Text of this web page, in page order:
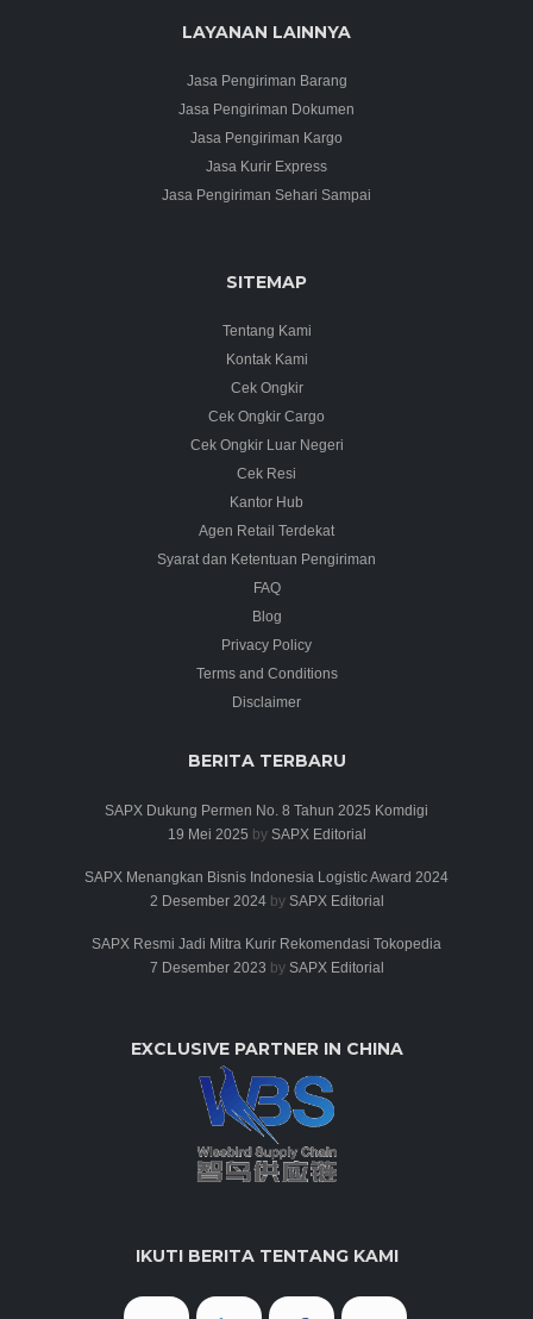
LAYANAN LAINNYA
Jasa Pengiriman Barang
Jasa Pengiriman Dokumen
Jasa Pengiriman Kargo
Jasa Kurir Express
Jasa Pengiriman Sehari Sampai
SITEMAP
Tentang Kami
Kontak Kami
Cek Ongkir
Cek Ongkir Cargo
Cek Ongkir Luar Negeri
Cek Resi
Kantor Hub
Agen Retail Terdekat
Syarat dan Ketentuan Pengiriman
FAQ
Blog
Privacy Policy
Terms and Conditions
Disclaimer
BERITA TERBARU
SAPX Dukung Permen No. 8 Tahun 2025 Komdigi
19 Mei 2025 by SAPX Editorial
SAPX Menangkan Bisnis Indonesia Logistic Award 2024
2 Desember 2024by SAPX Editorial
SAPX Resmi Jadi Mitra Kurir Rekomendasi Tokopedia
7 Desember 2023 by SAPX Editorial
EXCLUSIVE PARTNER IN CHINA
IKUTI BERITA TENTANG KAMI